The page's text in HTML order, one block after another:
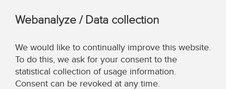
Webanalyze / Data collection
We would like to continually improve this website.
To do this, we ask for your consent to the
statistical collection of usage information.
Consent can be revoked at any time.